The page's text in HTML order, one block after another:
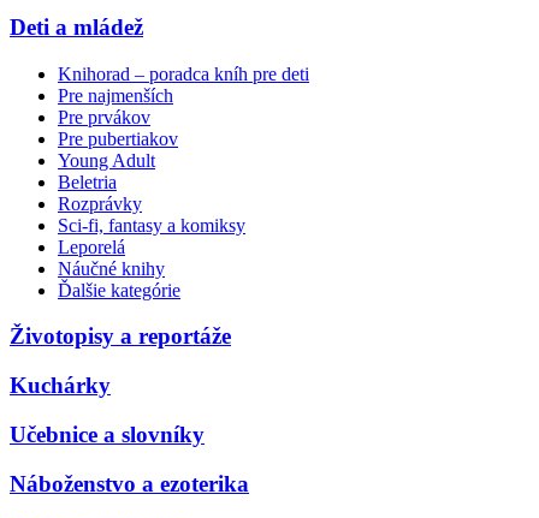
Deti a mládež
Knihorad – poradca kníh pre deti
Pre najmenších
Pre prvákov
Pre pubertiakov
Young Adult
Beletria
Rozprávky
Sci-fi, fantasy a komiksy
Leporelá
Náučné knihy
Ďalšie kategórie
Životopisy a reportáže
Kuchárky
Učebnice a slovníky
Náboženstvo a ezoterika